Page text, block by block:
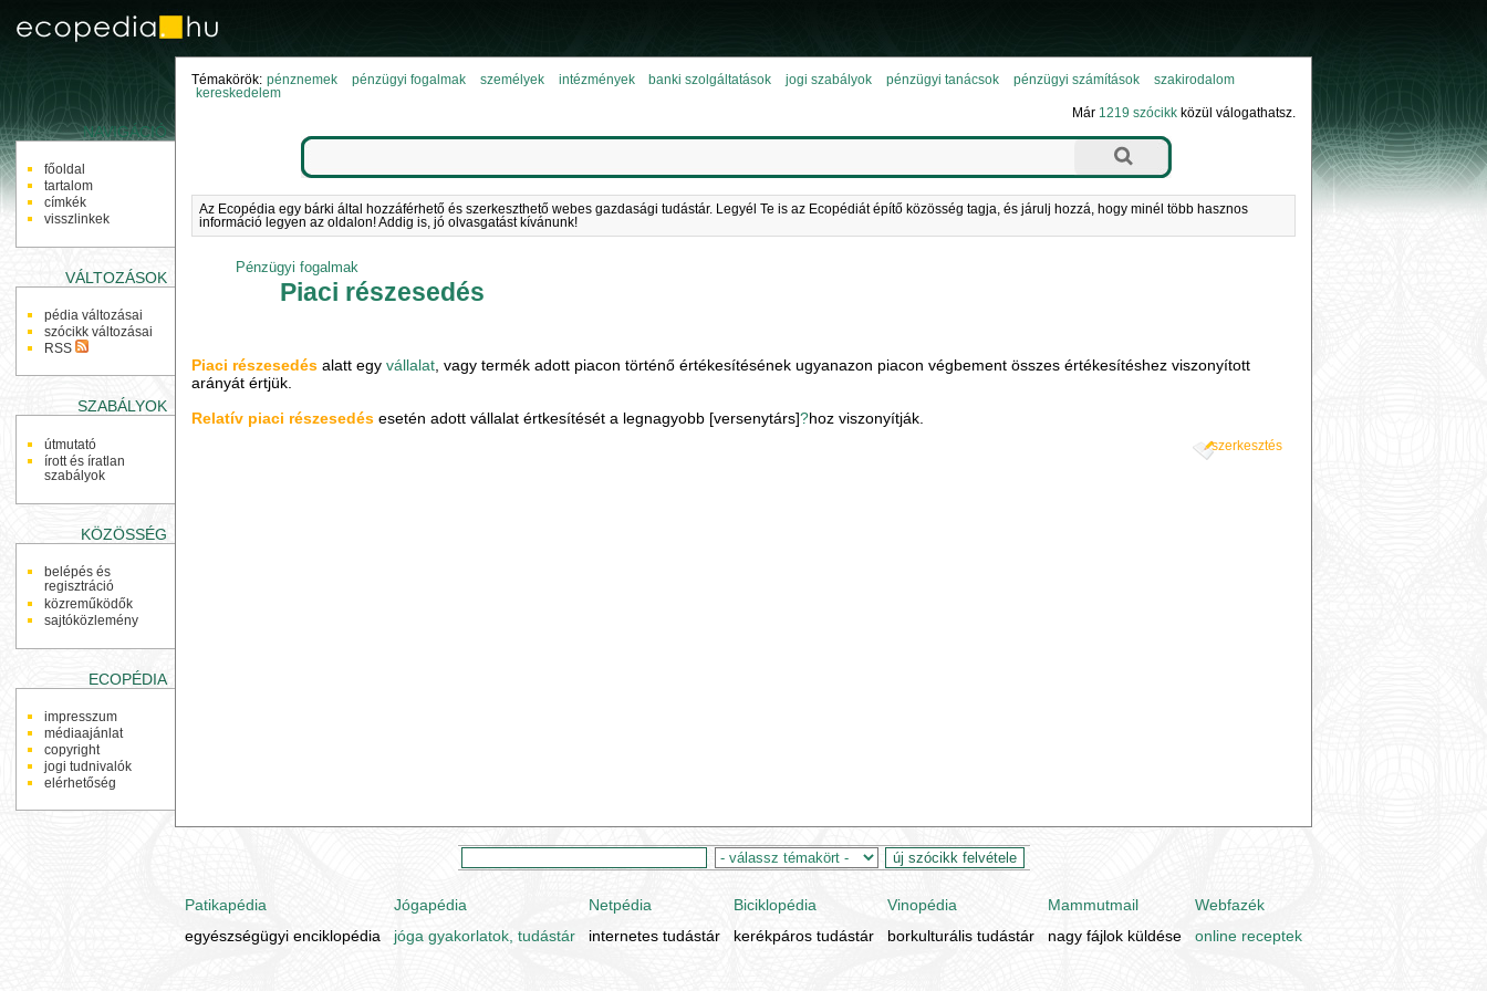
NAVIGÁCIÓ
főoldal
tartalom
címkék
visszlinkek
VÁLTOZÁSOK
pédia változásai
szócikk változásai
RSS
SZABÁLYOK
útmutató
írott és íratlan
szabályok
KÖZÖSSÉG
belépés és
regisztráció
közreműködők
sajtóközlemény
ECOPÉDIA
impresszum
médiaajánlat
copyright
jogi tudnivalók
elérhetőség
Témakörök: pénznemek pénzügyi fogalmak személyek intézmények banki szolgáltatások jogi szabályok pénzügyi tanácsok pénzügyi számítások
szakirodalom
kereskedelem
Már 1219 szócikkközül válogathatsz.
Az Ecopédia egy bárki által hozzáférhető és szerkeszthető webes gazdasági tudástár. Legyél Te is az Ecopédiát építő közösség tagja, és járulj hozzá, hogy minél több hasznos
információ legyen az oldalon! Addig is, jó olvasgatást kívánunk!
Pénzügyi fogalmak
Piaci részesedés
Piaci részesedés alatt egyvállalat , vagy termék adott piacon történő értékesítésének ugyanazon piacon végbement összes értékesítéshez viszonyított
arányát értjük.
Relatív piaci részesedés esetén adott vállalat értkesítését a legnagyobb [versenytárs]?hoz viszonyítják.
szerkesztés
Patikapédia Jógapédia Netpédia Biciklopédia Vinopédia Mammutmail
Webfazék
egyészségügyi enciklopédia
jóga gyakorlatok, tudástár internetes tudástár kerékpáros tudástár borkulturális tudástár nagy fájlok küldése online receptek